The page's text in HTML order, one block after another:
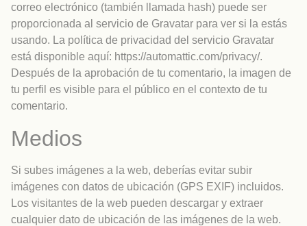
correo electrónico (también llamada hash) puede ser
proporcionada al servicio de Gravatar para ver si la estás
usando. La política de privacidad del servicio Gravatar
está disponible aquí: https://automattic.com/privacy/.
Después de la aprobación de tu comentario, la imagen de
tu perfil es visible para el público en el contexto de tu
comentario.
Medios
Si subes imágenes a la web, deberías evitar subir
imágenes con datos de ubicación (GPS EXIF) incluidos.
Los visitantes de la web pueden descargar y extraer
cualquier dato de ubicación de las imágenes de la web.